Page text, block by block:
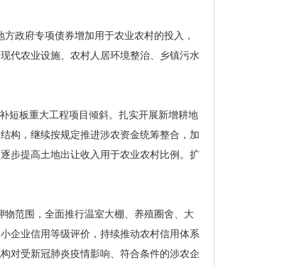
政府专项债券增加用于农业农村的投入，
代农业设施、农村人居环境整治、乡镇污水
短板重大工程项目倾斜。扎实开展新增耕地
构，继续按规定推进涉农资金统筹整合，加
步提高土地出让收入用于农业农村比例。扩
范围，全面推行温室大棚、养殖圈舍、大
企业信用等级评价，持续推动农村信用体系
对受新冠肺炎疫情影响、符合条件的涉农企